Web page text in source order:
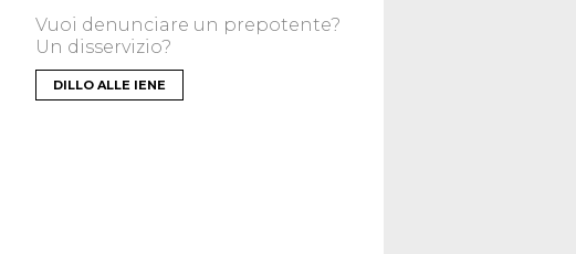
Vuoi denunciare un prepotente?
Un disservizio?
DILLO ALLE IENE